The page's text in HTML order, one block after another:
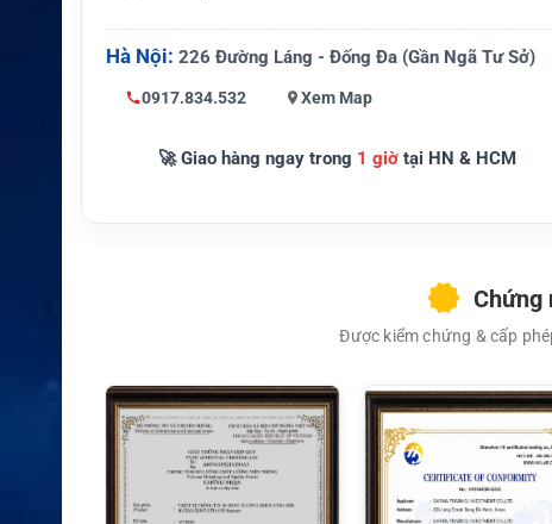
Vệ tinh tại Bắc
Mỹ
Galaxy 18 và SES-2
Toughsat XP, Flyaway, T-100
Hà Nội: 226 Đường Láng - Đống Đa (Gần Ngã Tư Sở)
0917.834.532 Xem Map
🚀 Giao hàng ngay trong 1 giờtại HN & HCM
Chứng
Được kiểm chứng & cấp
XEM CHI TIẾT